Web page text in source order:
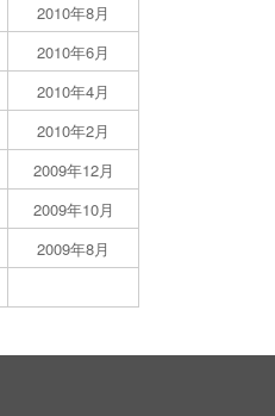
2010年8月
2010年6月
2010年4月
2010年2月
2009年12月
2009年10月
2009年8月